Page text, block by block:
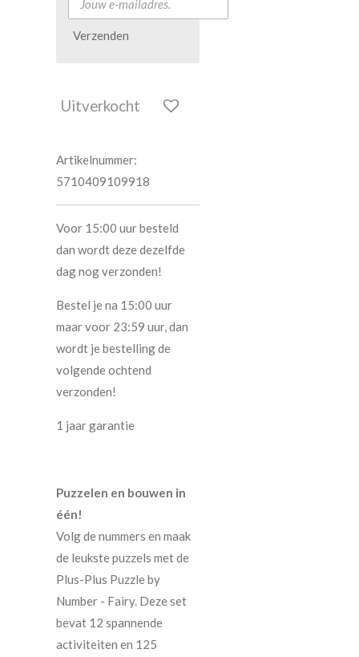
Verzenden
Uitverkocht
Artikelnummer:
5710409109918
Voor 15:00 uur besteld
dan wordt deze dezelfde
dag nog verzonden!
Bestel je na 15:00 uur
maar voor 23:59 uur, dan
wordt je bestelling de
volgende ochtend
verzonden!
1 jaar garantie
Puzzelen en bouwen in
één!
Volg de nummers en maak
de leukste puzzels met de
Plus-Plus Puzzle by
Number - Fairy. Deze set
bevat 12 spannende
activiteiten en 125